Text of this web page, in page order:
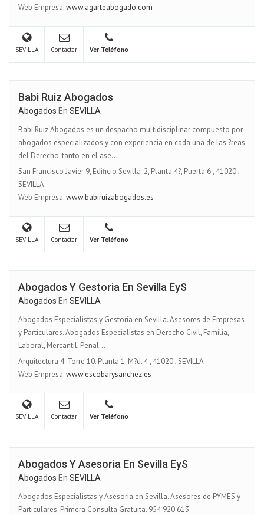
Web Empresa:www.agarteabogado.com
SEVILLA Contactar Ver Teléfono
Babi Ruiz Abogados
Abogados En SEVILLA
Babi Ruiz Abogados es un despacho multidisciplinar compuesto por
abogados especializados y con experiencia en cada una de las ?reas
del Derecho, tanto en el ase...
San Francisco Javier 9, Edificio Sevilla-2, Planta 4?, Puerta 6, 41020,
SEVILLA
Web Empresa:www.babiruizabogados.es
SEVILLA Contactar Ver Teléfono
Abogados Y Gestoria En Sevilla EyS
Abogados En SEVILLA
Abogados Especialistas y Gestoria en Sevilla. Asesores de Empresas
y Particulares. Abogados Especialistas en Derecho Civil, Familia,
Laboral, Mercantil, Penal...
Arquitectura 4. Torre 10. Planta 1. M?d. 4, 41020,SEVILLA
Web Empresa:www.escobarysanchez.es
SEVILLA Contactar Ver Teléfono
Abogados Y Asesoria En Sevilla EyS
Abogados En SEVILLA
Abogados Especialistas y Asesoria en Sevilla. Asesores de PYMES y
Particulares. Primera Consulta Gratuita. 954 920 613.